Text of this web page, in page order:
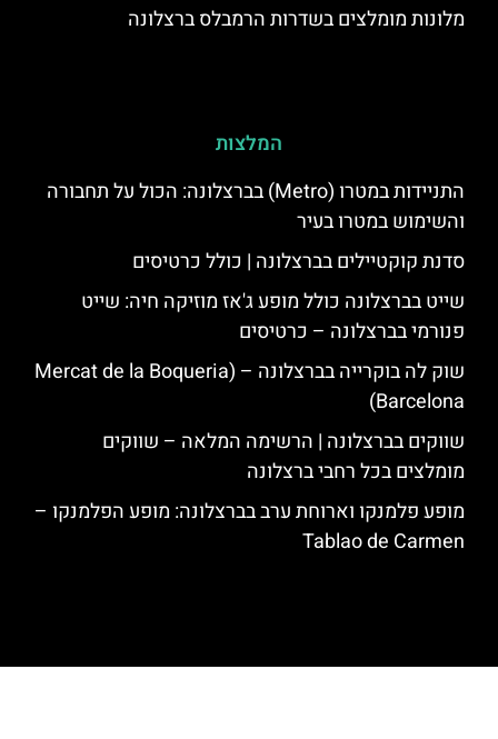
מלונות מומלצים בשדרות הרמבלס ברצלונה
המלצות
התניידות במטרו (Metro) בברצלונה: הכול על תחבורה
והשימוש במטרו בעיר
סדנת קוקטיילים בברצלונה | כולל כרטיסים
שייט בברצלונה כולל מופע ג'אז מוזיקה חיה: שייט
פנורמי בברצלונה – כרטיסים
שוק לה בוקרייה בברצלונה – (Mercat de la Boqueria
Barcelona)
שווקים בברצלונה | הרשימה המלאה – שווקים
מומלצים בכל רחבי ברצלונה
מופע פלמנקו וארוחת ערב בברצלונה: מופע הפלמנקו –
Tablao de Carmen